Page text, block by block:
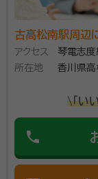
古高松南駅周辺
アクセス
琴電志度
所在地
香川県高
\「い
phone